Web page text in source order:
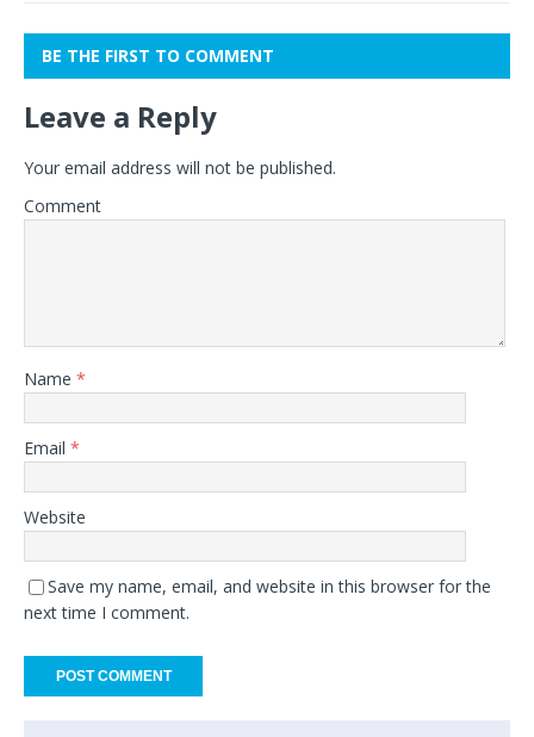
BE THE FIRST TO COMMENT
Leave a Reply
Your email address will not be published.
Comment
Name *
Email *
Website
Save my name, email, and website in this browser for the
next time I comment.